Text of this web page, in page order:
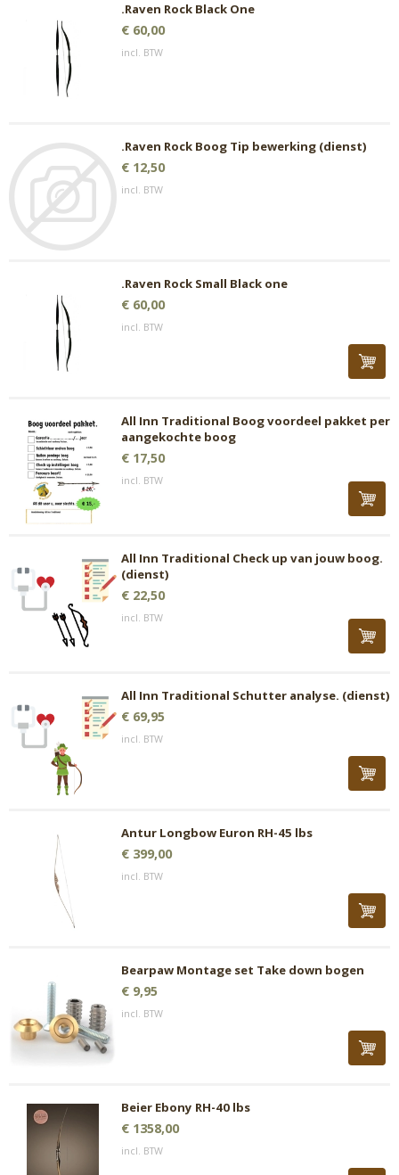
.Raven Rock Black One
€ 60,00
incl. BTW
.Raven Rock Boog Tip bewerking (dienst)
€ 12,50
incl. BTW
.Raven Rock Small Black one
€ 60,00
incl. BTW
All Inn Traditional Boog voordeel pakket per
aangekochte boog
€ 17,50
incl. BTW
All Inn Traditional Check up van jouw boog.
(dienst)
€ 22,50
incl. BTW
All Inn Traditional Schutter analyse. (dienst)
€ 69,95
incl. BTW
Antur Longbow Euron RH-45 lbs
€ 399,00
incl. BTW
Bearpaw Montage set Take down bogen
€ 9,95
incl. BTW
Beier Ebony RH-40 lbs
€ 1358,00
incl. BTW